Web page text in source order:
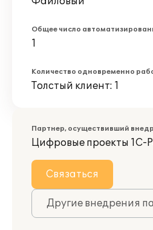
Общее число
1
Количество одновременно
Толстый клиент: 1
Партнер, осуществивший
Цифровые проекты 1С-
Связаться
Другие внедрения